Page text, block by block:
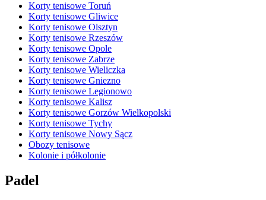
Korty tenisowe Toruń
Korty tenisowe Gliwice
Korty tenisowe Olsztyn
Korty tenisowe Rzeszów
Korty tenisowe Opole
Korty tenisowe Zabrze
Korty tenisowe Wieliczka
Korty tenisowe Gniezno
Korty tenisowe Legionowo
Korty tenisowe Kalisz
Korty tenisowe Gorzów Wielkopolski
Korty tenisowe Tychy
Korty tenisowe Nowy Sącz
Obozy tenisowe
Kolonie i półkolonie
Padel